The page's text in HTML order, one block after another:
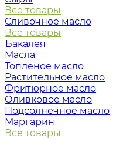
Все товары
Сливочное масло
Все товары
Бакалея
Масла
Топленое масло
Растительное масло
Фритюрное масло
Оливковое масло
Подсолнечное масло
Маргарин
Все товары